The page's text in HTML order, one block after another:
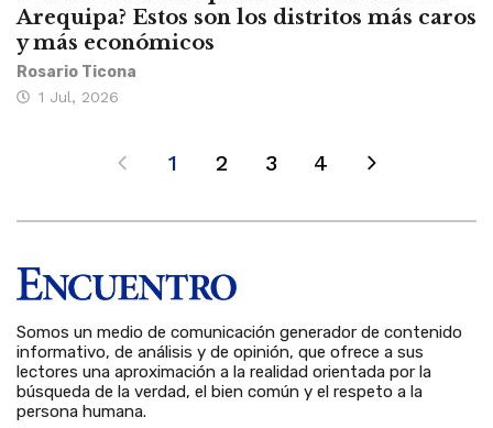
Arequipa? Estos son los distritos más caros
y más económicos
Rosario Ticona
1 Jul, 2026
1 2 3 4
Somos un medio de comunicación generador de contenido
informativo, de análisis y de opinión, que ofrece a sus
lectores una aproximación a la realidad orientada por la
búsqueda de la verdad, el bien común y el respeto a la
persona humana.